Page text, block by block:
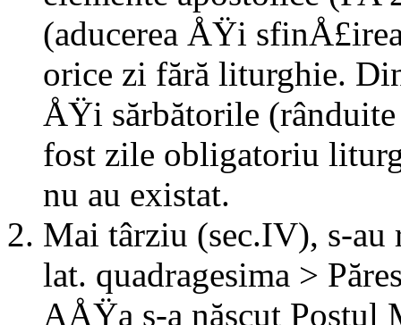
(aducerea ÅŸi
orice zi fără liturghie.
ÅŸi sărbătorile
fost zile obligatoriu
nu au existat.
Mai târziu (sec.IV), s-
lat. quadragesima >
AÅŸa s-a născut Postul